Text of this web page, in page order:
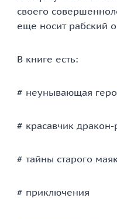
своего
еще носит рабский
В книге есть:
# неунывающая
# красавчик дракон-
# тайны старого
# приключения